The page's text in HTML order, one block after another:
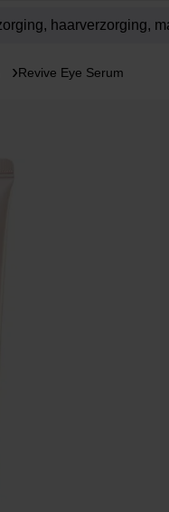
Revive Eye Serum